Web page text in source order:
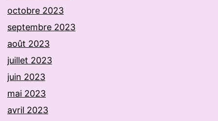
octobre 2023
septembre 2023
août 2023
juillet 2023
juin 2023
mai 2023
avril 2023